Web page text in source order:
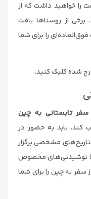
را خواهید داشت که از
از روستاها بافت
را برای شما
شده کلیک کنید.
سفر تابستانی به چین
باید به حضور در
مشخصی برگزار
با نوشیدنی‌های مخصوص
سفر به چین را برای شما